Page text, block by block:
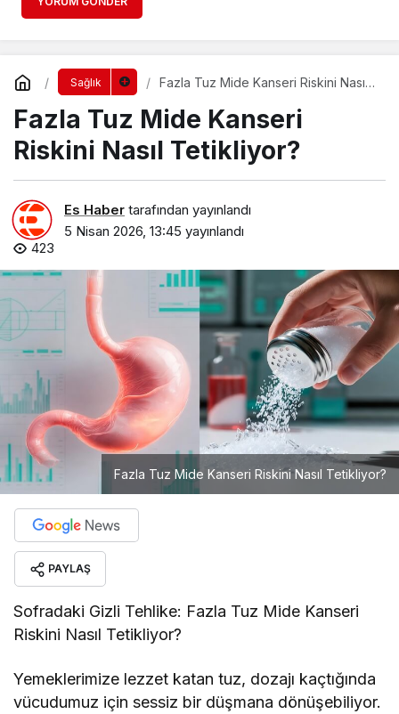
Sağlık
Fazla Tuz Mide Kanseri Riskini Nasıl
Fazla Tuz Mide Kanseri
Riskini Nasıl Tetikliyor?
Es Haber tarafından yayınlandı
5 Nisan 2026, 13:45 yayınlandı
423
Fazla Tuz Mide Kanseri Riskini Nasıl Tetikliyor?
PAYLAŞ
Sofradaki Gizli Tehlike: Fazla Tuz Mide Kanseri
Riskini Nasıl Tetikliyor?
Yemeklerimize lezzet katan tuz, dozajı kaçtığında
vücudumuz için sessiz bir düşmana dönüşebiliyor.